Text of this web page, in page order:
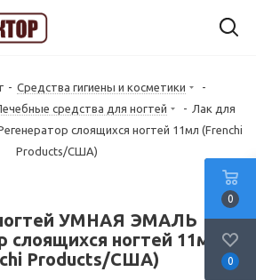
- Средства гигиены и косметики
-
средства для ногтей - Лак для
слоящихся ногтей 11мл (Frenchi
Products/США)
УМНАЯ ЭМАЛЬ
слоящихся ногтей 11мл
Products/США)
0
0